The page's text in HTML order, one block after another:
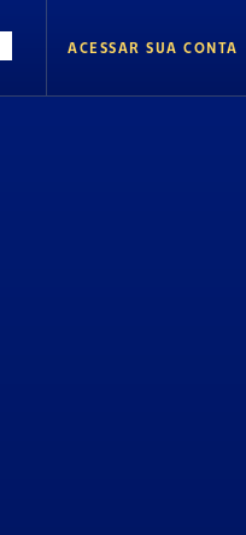
ACESSAR SUA CONTA